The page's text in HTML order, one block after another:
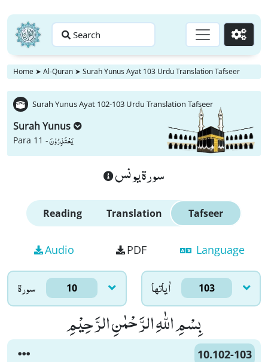
Search Go
Home ➤ Al-Quran ➤ Surah Yunus Ayat 103 Urdu Translation Tafseer
Surah Yunus Ayat 102-103 Urdu Translation Tafseer
Surah Yunus
Para 11 -یَعْتَذِرُوْنَ
سورة يونس
Reading Translation Tafseer
Audio PDF Language
سورۃ 10 اٰياتها 103
بِسْمِ اللّٰهِ الرَّحْمٰنِ الرَّحِیْمِ
10.102-103